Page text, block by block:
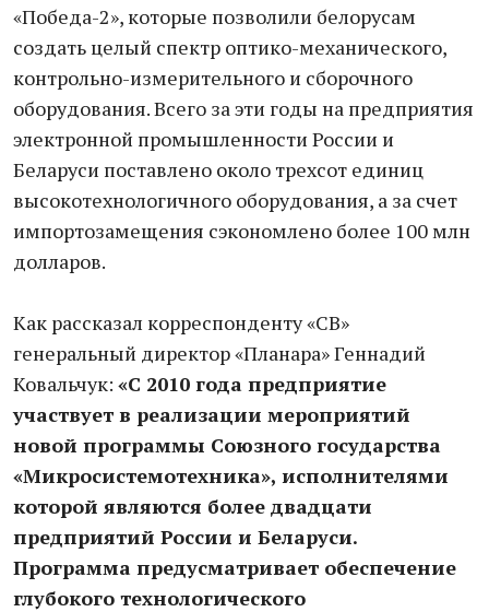
«Победа-2», которые позволили белорусам
создать целый спектр оптико-механического,
контрольно-измерительного и сборочного
оборудования. Всего за эти годы на предприятия
электронной промышленности России и
Беларуси поставлено около трехсот единиц
высокотехнологичного оборудования, а за счет
импортозамещения сэкономлено более 100 млн
долларов.
Как рассказал корреспонденту «СВ»
генеральный директор «Планара» Геннадий
Ковальчук: «С 2010 года предприятие
участвует в реализации мероприятий
новой программы Союзного государства
«Микросистемотехника», исполнителями
которой являются более двадцати
предприятий России и Беларуси.
Программа предусматривает обеспечение
глубокого технологического